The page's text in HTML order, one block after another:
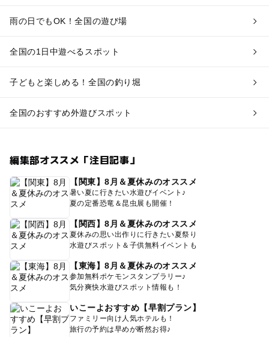
雨の日でもOK！全国の遊び場
全国の1日中遊べるスポット
子どもと楽しめる！全国の釣り堀
全国のおすすめ外遊びスポット
編集部オススメ「注目記事」
【関東】8月＆夏休みのオススメ
暑い夏に行きたい水遊びイベント♪
夏の定番恐竜＆昆虫展も開催！
【関西】8月＆夏休みのオススメ
夏休みの思い出作りに行きたい夏祭り
水遊びスポット＆子供無料イベントも
【東海】8月＆夏休みのオススメ
参加無料ポケモンスタンプラリー♪
気分爽快水遊びスポット情報も！
いこーよおすすめ【早割プラン】
ファミリー向け人気ホテルも！
旅行の予約は早めが断然お得♪